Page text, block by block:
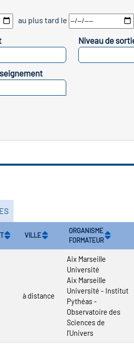
au plus tard le
Niveau de
VILLE
ORGANISME
FORMATEUR
à distance
Aix Marseille
Université
Aix Marseille
Université - Institut
Pythéas -
Observatoire des
Sciences de
l'Univers